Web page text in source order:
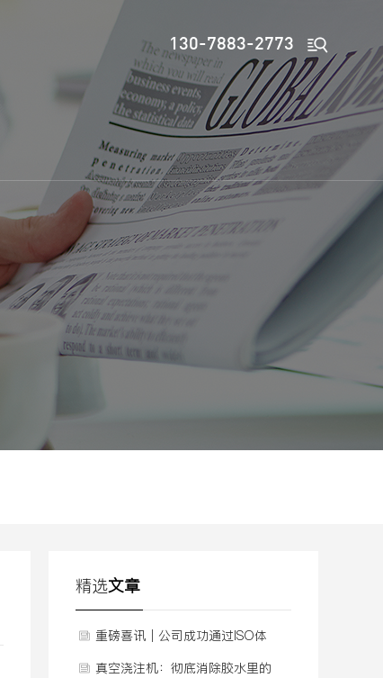
130-7883-2773 
精选文章
重磅喜讯｜公司成功通过ISO体
系认证，质量管理迈入新阶段
真空浇注机：彻底消除胶水里的